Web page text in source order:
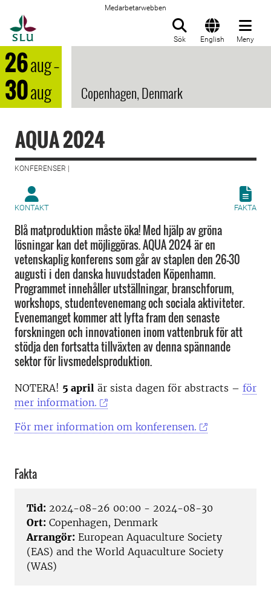
Medarbetarwebben
Sök English Meny
26aug–
30aug Copenhagen, Denmark
AQUA 2024
KONFERENSER |
KONTAKT FAKTA
Blå matproduktion måste öka! Med hjälp av gröna
lösningar kan det möjliggöras. AQUA 2024 är en
vetenskaplig konferens som går av staplen den 26-30
augusti i den danska huvudstaden Köpenhamn.
Programmet innehåller utställningar, branschforum,
workshops, studentevenemang och sociala aktiviteter.
Evenemanget kommer att lyfta fram den senaste
forskningen och innovationen inom vattenbruk för att
stödja den fortsatta tillväxten av denna spännande
sektor för livsmedelsproduktion.
NOTERA! 5 april är sista dagen för abstracts – för
mer information.
För mer information om konferensen.
Fakta
Tid: 2024-08-26 00:00 - 2024-08-30
Ort: Copenhagen, Denmark
Arrangör: European Aquaculture Society
(EAS) and the World Aquaculture Society
(WAS)